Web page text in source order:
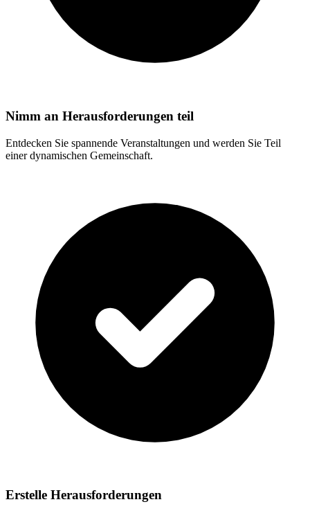
Nimm an Herausforderungen teil
Entdecken Sie spannende Veranstaltungen und werden Sie Teil
einer dynamischen Gemeinschaft.
Erstelle Herausforderungen